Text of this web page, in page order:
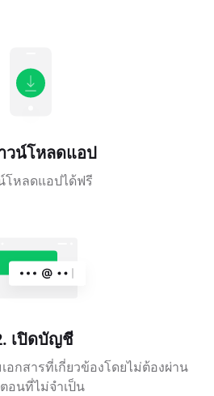
วน์โหลดแอป
โหลดแอปได้ฟรี
เปิดบัญชี
อกสารที่เกี่ยวข้องโดยไม่ต้องผ่าน
อนที่ไม่จำเป็น